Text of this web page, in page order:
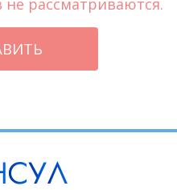
рассматриваются.